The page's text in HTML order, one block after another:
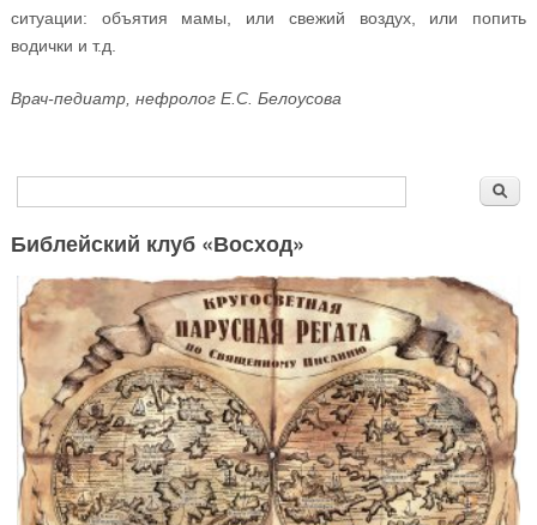
ситуации: объятия мамы, или свежий воздух, или попить
водички и т.д.
Врач-педиатр, нефролог Е.С. Белоусова
Форма поиска
Библейский клуб «Восход»